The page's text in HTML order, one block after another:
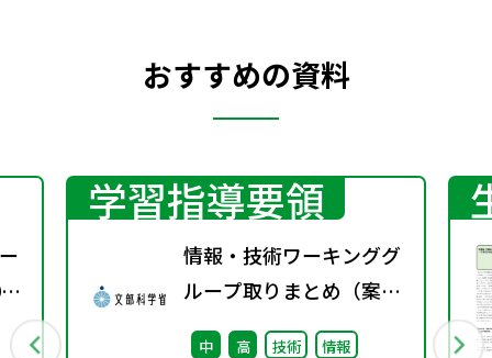
おすすめの資料
学習指導要領
情報・技術ワーキンググ
ループ取りまとめ（案）
※会議後修正
中 高 技術 情報